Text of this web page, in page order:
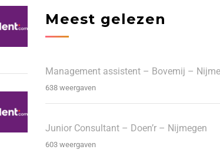
Meest gelezen
Management assistent – Bovemij –
638 weergaven
Junior Consultant – Doen’r – Nijmegen
603 weergaven